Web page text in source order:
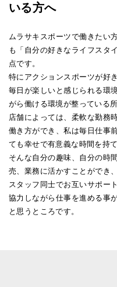
いる方へ
ムラサキスポーツで働きたい
も「自分の好きなライフスタ
点です。
特にアクションスポーツが好
毎日が楽しいと感じられる環
がら働ける環境が整っている
店舗によっては、柔軟な勤務
働き方ができ、私は毎日仕事
ても幸せで有意義な時間を持て
そんな自分の趣味、自分の時
売、業務に活かすことができ
スタッフ同士でお互いサポー
協力しながら仕事を進める事
と思うところです。